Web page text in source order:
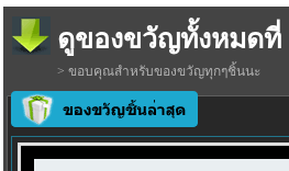
ดูของขวัญทั้งหมดที่
> ขอบคุณสำหรับของขวัญทุกๆชิ้นนะ